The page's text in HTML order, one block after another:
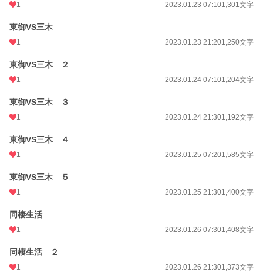
1 2023.01.23 07:101,301文字
東御VS三木
1 2023.01.23 21:201,250文字
東御VS三木 ２
1 2023.01.24 07:101,204文字
東御VS三木 ３
1 2023.01.24 21:301,192文字
東御VS三木 ４
1 2023.01.25 07:201,585文字
東御VS三木 ５
1 2023.01.25 21:301,400文字
同棲生活
1 2023.01.26 07:301,408文字
同棲生活 ２
1 2023.01.26 21:301,373文字